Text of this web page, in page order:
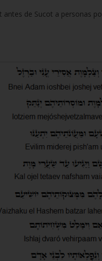
antes de Sucot a personas